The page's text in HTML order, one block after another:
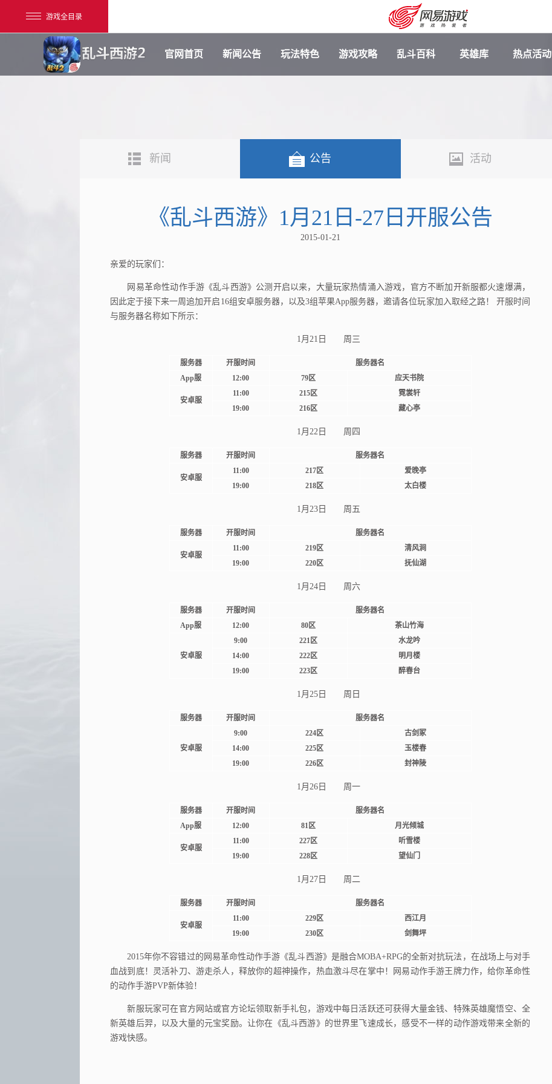
游戏全目录
官网首页 新闻公告 玩法特色 游戏攻略 乱斗百科 英雄库 热点活动
新闻 公告 活动
《乱斗西游》1月21日-27日开服公告
2015-01-21
亲爱的玩家们：
网易革命性动作手游《乱斗西游》公测开启以来，大量玩家热情涌入游戏，官方不断加开新服都火速爆满，
因此定于接下来一周追加开启16组安卓服务器，以及3组苹果App服务器，邀请各位玩家加入取经之路！ 开服时间
与服务器名称如下所示：
1月21日 周三
服务器 开服时间
服务器名
App服
12:00 79区 应天书院
安卓服
11:00 215区
霓裳轩
19:00
216区 藏心亭
1月22日 周四
服务器 开服时间 服务器名
安卓服
11:00 217区
爱晚亭
19:00
218区 太白楼
1月23日 周五
服务器 开服时间 服务器名
安卓服
11:00 219区
清风涧
19:00
220区 抚仙湖
1月24日 周六
服务器 开服时间
服务器名
App服
12:00 80区 茶山竹海
安卓服
9:00 221区
水龙吟
14:00
222区
明月楼
19:00
223区 醉春台
1月25日 周日
服务器 开服时间 服务器名
安卓服
9:00 224区
古剑冢
14:00
225区
玉楼春
19:00
226区 封神陵
1月26日 周一
服务器 开服时间
服务器名
App服
12:00 81区 月光倾城
安卓服
11:00 227区
听雪楼
19:00
228区 望仙门
1月27日 周二
服务器 开服时间 服务器名
安卓服
11:00 229区
西江月
19:00
230区 剑舞坪
2015年你不容错过的网易革命性动作手游《乱斗西游》是融合MOBA+RPG的全新对抗玩法，在战场上与对手
血战到底！灵活补刀、游走杀人，释放你的超神操作，热血激斗尽在掌中！网易动作手游王牌力作，给你革命性
的动作手游PVP新体验！
新服玩家可在官方网站或官方论坛领取新手礼包，游戏中每日活跃还可获得大量金钱、特殊英雄魔悟空、全
新英雄后羿，以及大量的元宝奖励。让你在《乱斗西游》的世界里飞速成长，感受不一样的动作游戏带来全新的
游戏快感。